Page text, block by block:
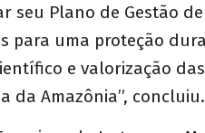
seu Plano de Gestão
para uma proteção
e valorização
da Amazônia”, concluiu.